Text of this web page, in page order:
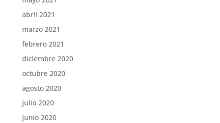
abril 2021
marzo 2021
febrero 2021
diciembre 2020
octubre 2020
agosto 2020
julio 2020
junio 2020